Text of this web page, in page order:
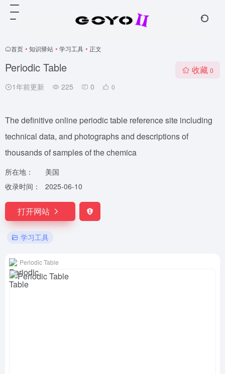
首页 • 知识驿站 • 学习工具 • 正文
Periodic Table
1年前更新 225 0 0
收藏 0
The definitive online periodic table reference site including
technical data, and photographs and descriptions of
thousands of samples of the chemica
所在地：
美国
收录时间：
2025-06-10
打开网站
学习工具
Periodic Table